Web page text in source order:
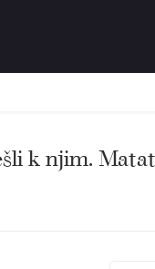
k njim.